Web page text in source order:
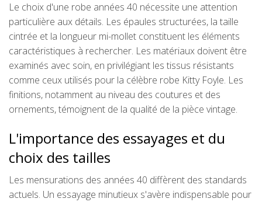
Le choix d'une robe années 40 nécessite une attention
particulière aux détails. Les épaules structurées, la taille
cintrée et la longueur mi-mollet constituent les éléments
caractéristiques à rechercher. Les matériaux doivent être
examinés avec soin, en privilégiant les tissus résistants
comme ceux utilisés pour la célèbre robe Kitty Foyle. Les
finitions, notamment au niveau des coutures et des
ornements, témoignent de la qualité de la pièce vintage.
L'importance des essayages et du
choix des tailles
Les mensurations des années 40 diffèrent des standards
actuels. Un essayage minutieux s'avère indispensable pour